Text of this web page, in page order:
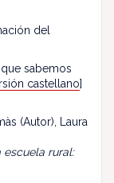
del
sabemos
castellano]
(Autor), Laura
escuela rural: